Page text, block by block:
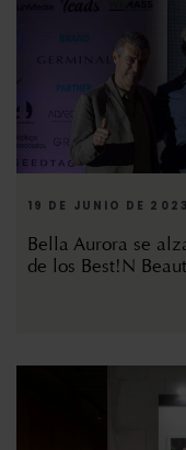
19 DE JUNIO DE 2023
Bella Aurora se
de los Best!N